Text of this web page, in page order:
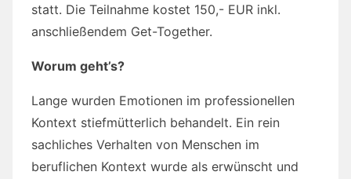
statt. Die Teilnahme kostet 150,- EUR inkl.
anschließendem Get-Together.
Worum geht’s?
Lange wurden Emotionen im professionellen
Kontext stiefmütterlich behandelt. Ein rein
sachliches Verhalten von Menschen im
beruflichen Kontext wurde als erwünscht und